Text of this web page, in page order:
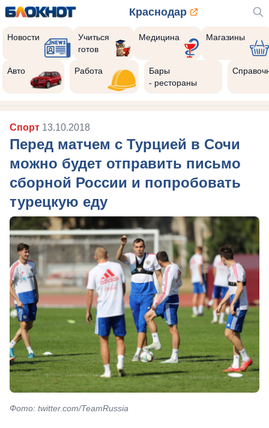
Краснодар
Новости
Учиться
готов
Медицина Магазины
Авто Работа
Бары
- рестораны
Спорт 13.10.2018
Перед матчем с Турцией в Сочи
можно будет отправить письмо
сборной России и попробовать
турецкую еду
Фото: twitter.com/TeamRussia